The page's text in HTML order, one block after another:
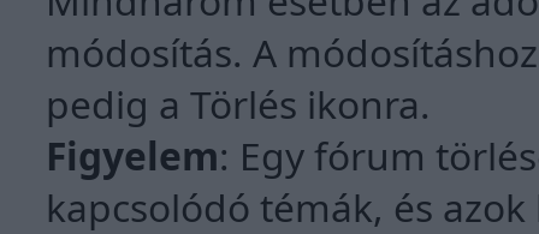
módosítás. A
pedig a Törlés ikonra.
Figyelem: Egy fórum
kapcsolódó témák, és